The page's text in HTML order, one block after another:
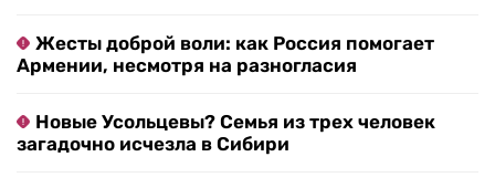
Жесты доброй воли: как Россия помогает
Армении, несмотря на разногласия
Новые Усольцевы? Семья из трех человек
загадочно исчезла в Сибири